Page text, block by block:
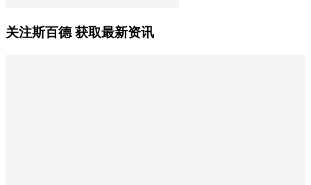
关注斯百德 获取最新资讯